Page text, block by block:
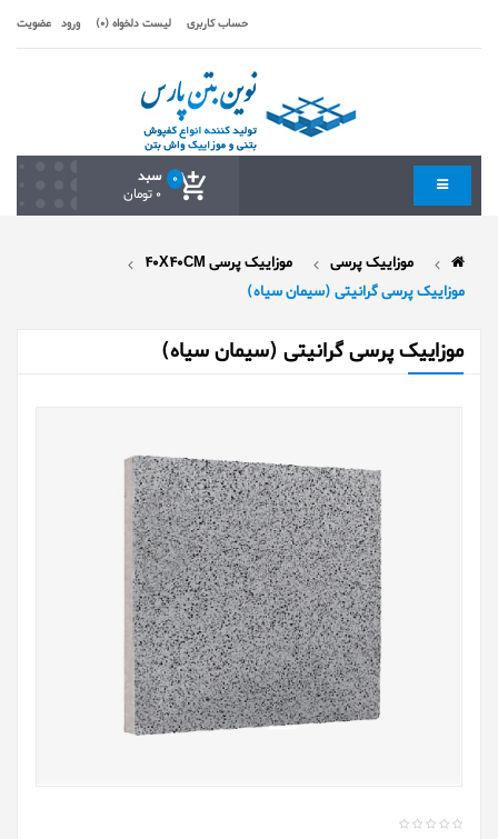
حساب کاربری لیست دلخواه (0) ورود عضویت
سبد 0
0 تومان
موزاییک پرسی
موزاییک پرسی 40X40CM
موزاییک پرسی گرانیتی (سیمان سیاه)
موزاییک پرسی گرانیتی (سیمان سیاه)